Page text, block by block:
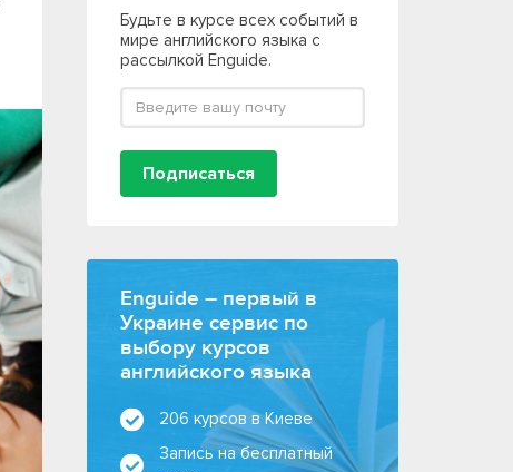
Будьте в курсе всех событий в
мире английского языка с
рассылкой Enguide.
Подписаться
Enguide – первый в
Украине сервис по
выбору курсов
английского языка
206 курсов в Киеве
Запись на бесплатный